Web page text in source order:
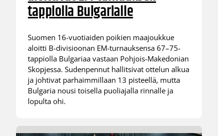
tappiolla Bulgarialle
Suomen 16-vuotiaiden poikien maajoukkue
aloitti B-divisioonan EM-turnauksensa 67–75-
tappiolla Bulgariaa vastaan Pohjois-Makedonian
Skopjessa. Sudenpennut hallitsivat ottelun alkua
ja johtivat parhaimmillaan 13 pisteellä, mutta
Bulgaria nousi toisella puoliajalla rinnalle ja
lopulta ohi.